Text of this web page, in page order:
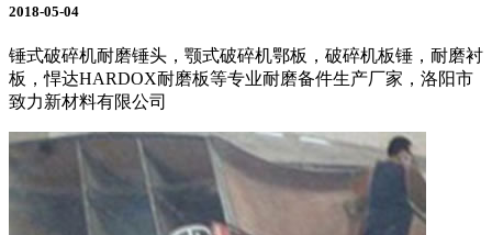
2018-05-04
锤式破碎机耐磨锤头，颚式破碎机鄂板，破碎机板锤，耐磨衬
板，悍达HARDOX耐磨板等专业耐磨备件生产厂家，洛阳市
致力新材料有限公司